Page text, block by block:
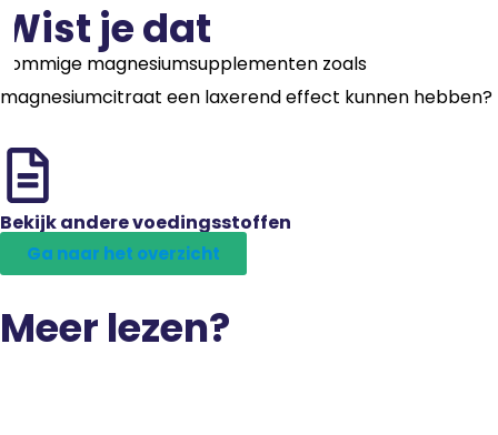
Wist je dat
Sommige magnesiumsupplementen zoals
magnesiumcitraat een laxerend effect kunnen hebben?
Bekijk andere voedingsstoffen
Ga naar het overzicht
Meer lezen?